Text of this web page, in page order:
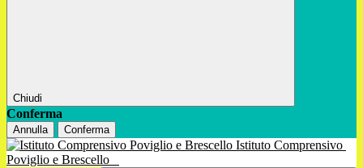
Chiudi
Conferma
Annulla Conferma
Istituto Comprensivo
Poviglio e Brescello